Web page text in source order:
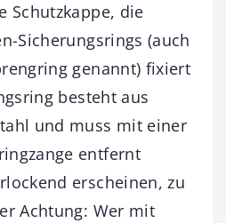
Schutzkappe, die
Sicherungsrings (auch
genannt) fixiert
besteht aus
und muss mit einer
entfernt
erscheinen, zu
Achtung: Wer mit